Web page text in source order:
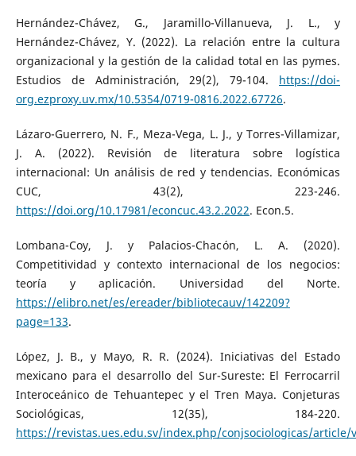
Hernández-Chávez, G., Jaramillo-Villanueva, J. L., y
Hernández-Chávez, Y. (2022). La relación entre la cultura
organizacional y la gestión de la calidad total en las pymes.
Estudios de Administración, 29(2), 79-104. https://doi-
org.ezproxy.uv.mx/10.5354/0719-0816.2022.67726.
Lázaro-Guerrero, N. F., Meza-Vega, L. J., y Torres-Villamizar,
J. A. (2022). Revisión de literatura sobre logística
internacional: Un análisis de red y tendencias. Económicas
CUC, 43(2), 223-246.
https://doi.org/10.17981/econcuc.43.2.2022. Econ.5.
Lombana-Coy, J. y Palacios-Chacón, L. A. (2020).
Competitividad y contexto internacional de los negocios:
teoría y aplicación. Universidad del Norte.
https://elibro.net/es/ereader/bibliotecauv/142209?
page=133.
López, J. B., y Mayo, R. R. (2024). Iniciativas del Estado
mexicano para el desarrollo del Sur-Sureste: El Ferrocarril
Interoceánico de Tehuantepec y el Tren Maya. Conjeturas
Sociológicas, 12(35), 184-220.
https://revistas.ues.edu.sv/index.php/conjsociologicas/article/